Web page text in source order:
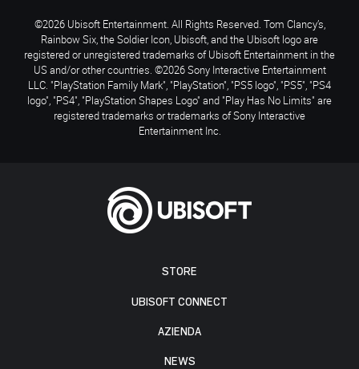
STORE
UBISOFT CONNECT
AZIENDA
NEWS
©2026 Ubisoft Entertainment. All Rights Reserved. Tom Clancy’s,
Rainbow Six, the Soldier Icon, Ubisoft, and the Ubisoft logo are
registered or unregistered trademarks of Ubisoft Entertainment in the
US and/or other countries. ©2026 Sony Interactive Entertainment
LLC. "PlayStation Family Mark", "PlayStation", "PS5 logo", "PS5", "PS4
logo", "PS4", "PlayStation Shapes Logo" and "Play Has No Limits" are
registered trademarks or trademarks of Sony Interactive
Entertainment Inc.